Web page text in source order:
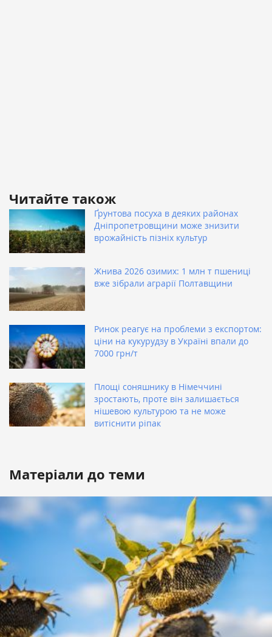
Читайте також
Ґрунтова посуха в деяких районах
Дніпропетровщини може знизити
врожайність пізніх культур
Жнива 2026 озимих: 1 млн т пшениці
вже зібрали аграрії Полтавщини
Ринок реагує на проблеми з експортом:
ціни на кукурудзу в Україні впали до
7000 грн/т
Площі соняшнику в Німеччині
зростають, проте він залишається
нішевою культурою та не може
витіснити ріпак
Матеріали до теми